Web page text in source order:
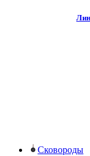
Сковороды